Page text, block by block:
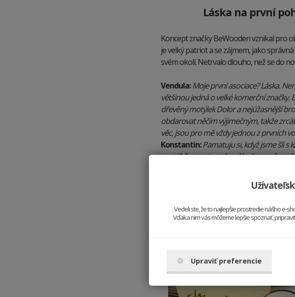
Láska na první
Koncept značky BeWooden vznikal pro
je velký patriot a se zájmem, jako
svém okolí. Netrvalo dlouho, než se do
Vendula:Moje první asociace? Láska.
většinou jedná o velké komerční
dřevěný motýlek Dolor a nejúžasnější
obdarovat něčím výjimečným, takže
věc, jsou pro mě vždy jednou z prvních
Konstantin:Pamatuju si, když jsme šli
motýlků a popisoval myšlenku nově
Musím taky zmínit, že dennodenně
Vedeli ste, že to najlepšie prostredie nášho e-
Vďaka nim vás môžeme lepšie spoznať,
Upraviť preferencie